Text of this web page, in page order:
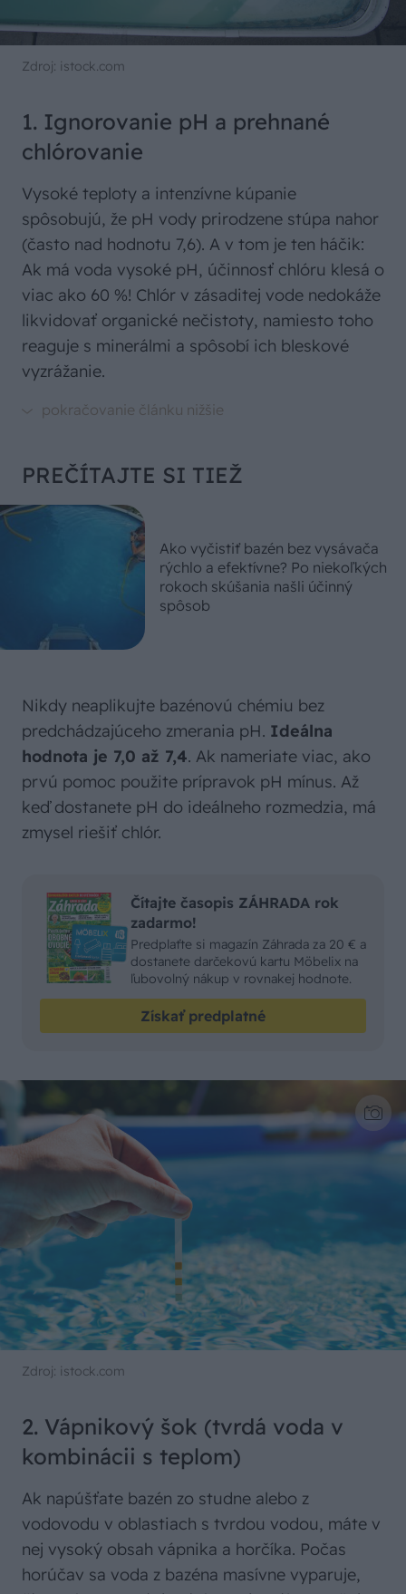
Zdroj: istock.com
1. Ignorovanie pH a prehnané
chlórovanie
Vysoké teploty a intenzívne kúpanie
spôsobujú, že pH vody prirodzene stúpa nahor
(často nad hodnotu 7,6). A v tom je ten háčik:
Ak má voda vysoké pH, účinnosť chlóru klesá o
viac ako 60 %! Chlór v zásaditej vode nedokáže
likvidovať organické nečistoty, namiesto toho
reaguje s minerálmi a spôsobí ich bleskové
vyzrážanie.
PREČÍTAJTE SI TIEŽ
Ako vyčistiť bazén bez vysávača
rýchlo a efektívne? Po niekoľkých
rokoch skúšania našli účinný
spôsob
Nikdy neaplikujte bazénovú chémiu bez
predchádzajúceho zmerania pH. Ideálna
hodnota je 7,0 až 7,4. Ak nameriate viac, ako
prvú pomoc použite prípravok pH mínus. Až
keď dostanete pH do ideálneho rozmedzia, má
zmysel riešiť chlór.
Čítajte časopis ZÁHRADA rok
zadarmo!
Predplaťte si magazín Záhrada za 20 € a
dostanete darčekovú kartu Möbelix na
ľubovolný nákup v rovnakej hodnote.
Získať predplatné
Zdroj: istock.com
2. Vápnikový šok (tvrdá voda v
kombinácii s teplom)
Ak napúšťate bazén zo studne alebo z
vodovodu v oblastiach s tvrdou vodou, máte v
nej vysoký obsah vápnika a horčíka. Počas
horúčav sa voda z bazéna masívne vyparuje,